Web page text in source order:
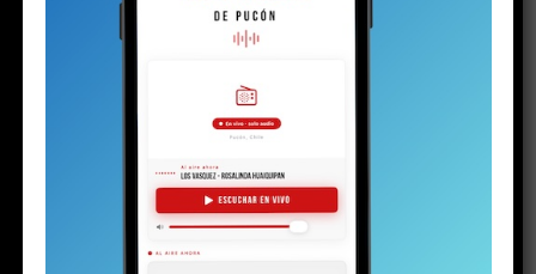
Solo a los 16: la vida del joven detenido con
un arma y drogas en la investigación por la
Plan de Descontaminación del Lago Villarrica
sería publicado la próxima semana o en los
próximos diez días
Los detalles inéditos del sumario por Caso